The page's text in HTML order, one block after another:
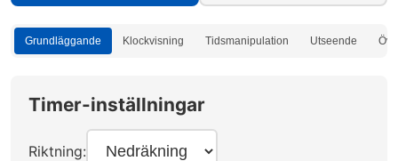
Grundläggande Klockvisning Tidsmanipulation Utseende
Timer-inställningar
Riktning: